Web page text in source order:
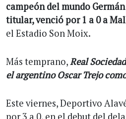
campeón del mundo
titular, venció por 1 a 0 a
el Estadio Son Moix.
Más temprano,Real
el argentino Oscar Trejo
Este viernes, Deportivo
por 3 a 0, en el debut del